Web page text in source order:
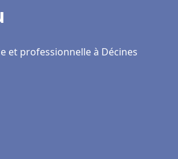
et professionnelle à Décines